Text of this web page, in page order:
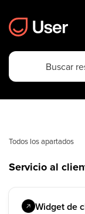
Todos los apartados
Servicio al
Widget de